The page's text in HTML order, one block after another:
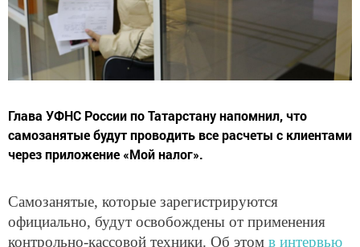
Глава УФНС России по Татарстану напомнил, что
самозанятые будут проводить все расчеты с клиентами
через приложение «Мой налог».
Самозанятые, которые зарегистрируются
официально, будут освобождены от применения
контрольно-кассовой техники. Об этом в интервью